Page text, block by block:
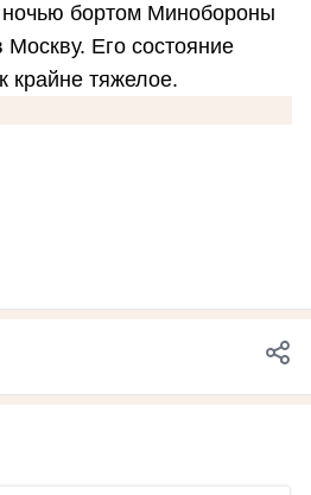
ночью бортом Минобороны
Его состояние
крайне тяжелое.